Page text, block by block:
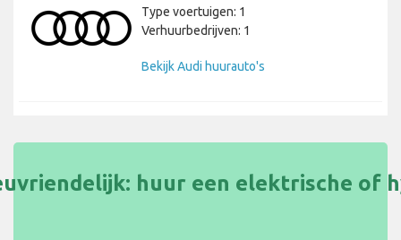
Type voertuigen: 1
Verhuurbedrijven: 1
Bekijk Audi huurauto's
huur een elektrische of